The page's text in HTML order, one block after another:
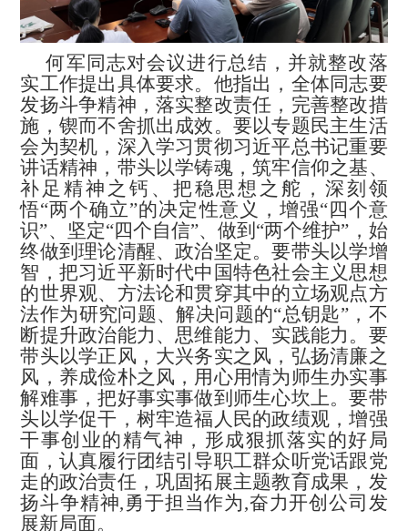
何军同志对会议进行总结，并就整改落
实工作提出具体要求。 他指出，全体同志要
发扬斗争精神，落实整改责任，完善整改措
施，锲而不舍抓出成效。要以专题民主生活
会为契机，深入学习贯彻习近平总书记重要
讲话精神，带头以学铸魂，筑牢信仰之基、
补足精神之钙、把稳思想之舵，深刻领
悟“两个确立”的决定性意义，增强“四个意
识”、坚定“四个自信”、做到“两个维护”，始
终做到理论清醒、政治坚定。要带头以学增
智，把习近平新时代中国特色社会主义思想
的世界观、方法论和贯穿其中的立场观点方
法作为研究问题、解决问题的“总钥匙”，不
断提升政治能力、思维能力、实践能力。要
带头以学正风，大兴务实之风，弘扬清廉之
风，养成俭朴之风，用心用情为师生办实事
解难事，把好事实事做到师生心坎上。要带
头以学促干，树牢造福人民的政绩观，增强
干事创业的精气神，形成狠抓落实的好局
面，认真履行团结引导职工群众听党话跟党
走的政治责任，巩固拓展主题教育成果，发
扬斗争精神,勇于担当作为,奋力开创公司发
展新局面。